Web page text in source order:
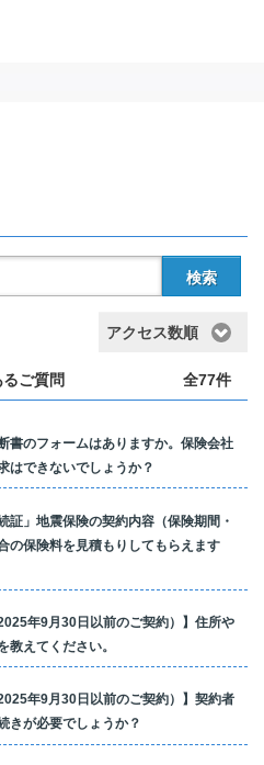
検索
アクセス数順
ご質問 全77件
書のフォームはありますか。保険会社
はできないでしょうか？
証」地震保険の契約内容（保険期間・
の保険料を見積もりしてもらえます
年9月30日以前のご契約）】住所や
教えてください。
年9月30日以前のご契約）】契約者
きが必要でしょうか？